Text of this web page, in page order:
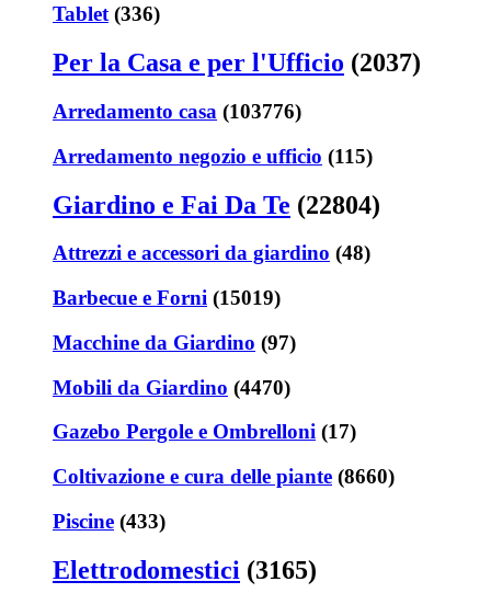
Tablet (336)
Per la Casa e per l'Ufficio (2037)
Arredamento casa (103776)
Arredamento negozio e ufficio (115)
Giardino e Fai Da Te (22804)
Attrezzi e accessori da giardino (48)
Barbecue e Forni (15019)
Macchine da Giardino (97)
Mobili da Giardino (4470)
Gazebo Pergole e Ombrelloni (17)
Coltivazione e cura delle piante (8660)
Piscine (433)
Elettrodomestici (3165)